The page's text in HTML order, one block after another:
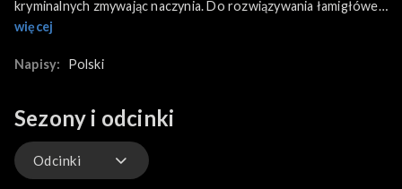
kryminalnych zmywając naczynia. Do rozwiązywania łamigłówek
w programie na pewno przyda się zmysł detektywistyczny. Oto
która za miesiąc powita na świecie syna; Łukasz – miłośnik
udział pięćdziesiąt lat temu i Gabriela – z zawodu technik
ceramik i miłośniczka ręcznych robótek.
więcej
Napisy: Polski
Sezony i odcinki
Odcinki